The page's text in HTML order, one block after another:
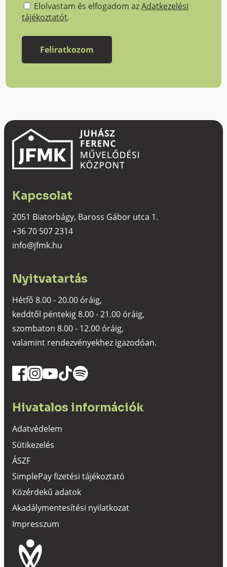
Elolvastam és elfogadom azAdatkezelési
tájékoztatót.
Kapcsolat
2051 Biatorbágy, Baross Gábor utca 1.
+36 70 507 2314
info@jfmk.hu
Nyitvatartás
Hétfő 8.00 - 20.00 óráig,
keddtől péntekig 8.00 - 21.00 óráig,
szombaton 8.00 - 12.00 óráig,
valamint rendezvényekhez igazodóan.
Hivatalos információk
Adatvédelem
Sütikezelés
ÁSZF
SimplePay fizetési tájékoztató
Közérdekű adatok
Akadálymentesítési nyilatkozat
Impresszum